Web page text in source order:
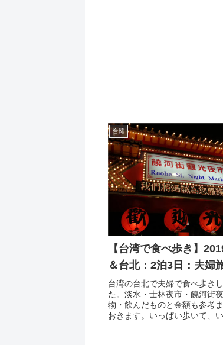
台湾
【台湾で食べ歩き】
＆台北：2泊3日：夫婦
台湾の台北で夫婦で食べ歩き
た。淡水・士林夜市・饒河街
物・飲んだものと金額も参考
おきます。いっぱい歩いて、い